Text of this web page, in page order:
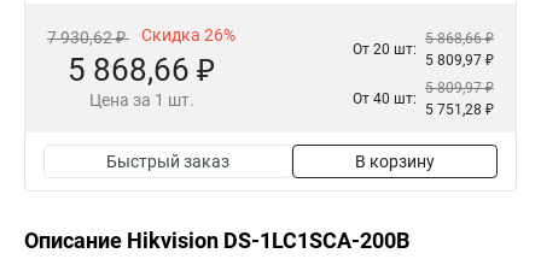
7 930,62 ₽ Скидка 26%
5 868,66 ₽
Цена за 1 шт.
От 20 шт:
5 868,66 ₽
5 809,97 ₽
От 40 шт:
5 809,97 ₽
5 751,28 ₽
Быстрый заказ В корзину
Описание Hikvision DS-1LC1SCA-200B